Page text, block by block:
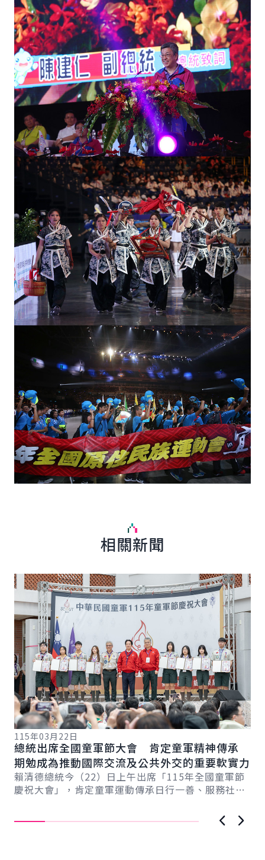
相關新聞
詳細內容
115年03月22日
總統出席全國童軍節大會 肯定童軍精神傳承
期勉成為推動國際交流及公共外交的重要軟實力
賴清德總統今（22）日上午出席「115年全國童軍節
慶祝大會」，肯定童軍運動傳承日行一善、服務社會
詳